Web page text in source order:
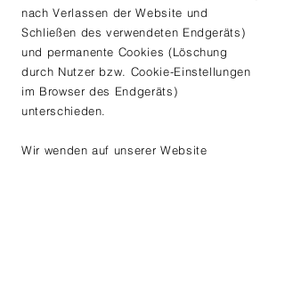
nach Verlassen der Website und
Schließen des verwendeten Endgeräts)
und permanente Cookies (Löschung
durch Nutzer bzw. Cookie-Einstellungen
im Browser des Endgeräts)
unterschieden.
Wir wenden auf unserer Website